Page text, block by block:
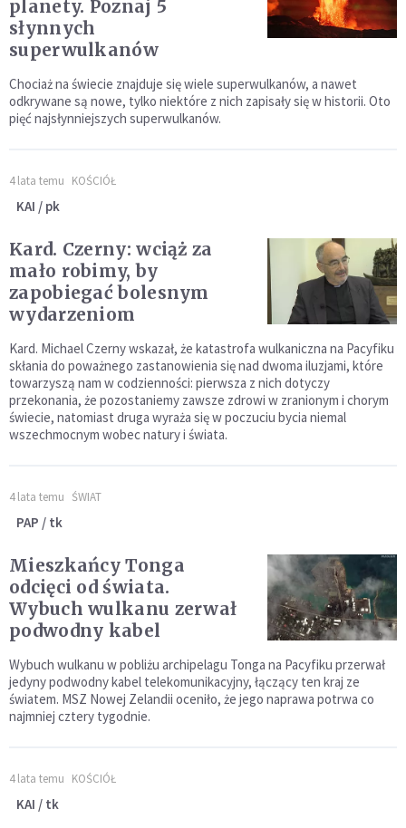
planety. Poznaj 5
słynnych
superwulkanów
Chociaż na świecie znajduje się wiele superwulkanów, a nawet
odkrywane są nowe, tylko niektóre z nich zapisały się w historii. Oto
pięć najsłynniejszych superwulkanów.
4 lata temu KOŚCIÓŁ
KAI / pk
Kard. Czerny: wciąż za
mało robimy, by
zapobiegać bolesnym
wydarzeniom
Kard. Michael Czerny wskazał, że katastrofa wulkaniczna na Pacyfiku
skłania do poważnego zastanowienia się nad dwoma iluzjami, które
towarzyszą nam w codzienności: pierwsza z nich dotyczy
przekonania, że pozostaniemy zawsze zdrowi w zranionym i chorym
świecie, natomiast druga wyraża się w poczuciu bycia niemal
wszechmocnym wobec natury i świata.
4 lata temu ŚWIAT
PAP / tk
Mieszkańcy Tonga
odcięci od świata.
Wybuch wulkanu zerwał
podwodny kabel
Wybuch wulkanu w pobliżu archipelagu Tonga na Pacyfiku przerwał
jedyny podwodny kabel telekomunikacyjny, łączący ten kraj ze
światem. MSZ Nowej Zelandii oceniło, że jego naprawa potrwa co
najmniej cztery tygodnie.
4 lata temu KOŚCIÓŁ
KAI / tk